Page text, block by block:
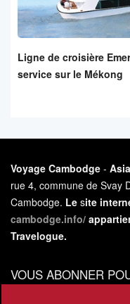
Ligne de croisière
service sur le Mékong
Voyage Cambodge -
rue 4, commune de Svay
Cambodge. Le site
cambodge.info/
Travelogue.
VOUS ABONNER